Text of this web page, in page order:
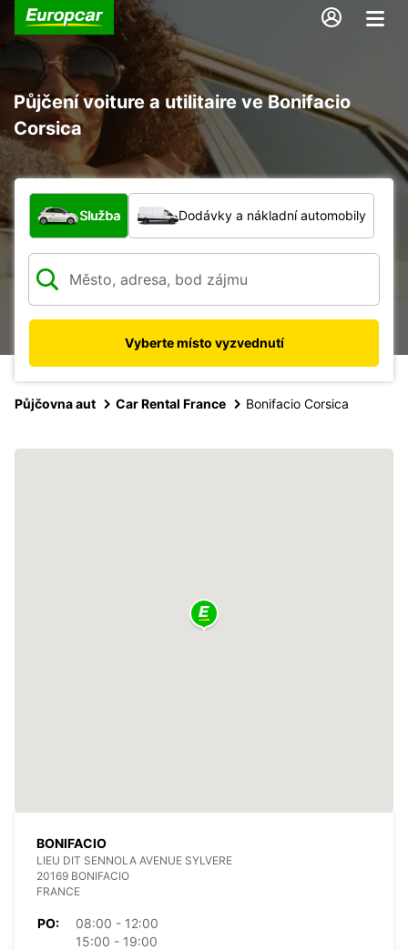
Půjčení voiture a utilitaire ve Bonifacio
Corsica
Jaký typ vozidla?
Služba Dodávky a nákladní automobily
Vyberte místo vyzvednutí
Půjčovna aut Car Rental France Bonifacio Corsica
BONIFACIO
LIEU DIT SENNOLA AVENUE SYLVERE
20169 BONIFACIO
FRANCE
PO:
08:00 - 12:00
15:00 - 19:00